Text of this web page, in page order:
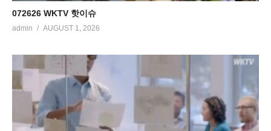
072626 WKTV 핫이슈
admin AUGUST 1, 2026